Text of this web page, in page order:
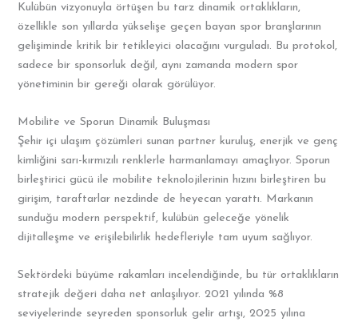
Kulübün vizyonuyla örtüşen bu tarz dinamik ortaklıkların,
özellikle son yıllarda yükselişe geçen bayan spor branşlarının
gelişiminde kritik bir tetikleyici olacağını vurguladı. Bu protokol,
sadece bir sponsorluk değil, aynı zamanda modern spor
yönetiminin bir gereği olarak görülüyor.
Mobilite ve Sporun Dinamik Buluşması
Şehir içi ulaşım çözümleri sunan partner kuruluş, enerjik ve genç
kimliğini sarı-kırmızılı renklerle harmanlamayı amaçlıyor. Sporun
birleştirici gücü ile mobilite teknolojilerinin hızını birleştiren bu
girişim, taraftarlar nezdinde de heyecan yarattı. Markanın
sunduğu modern perspektif, kulübün geleceğe yönelik
dijitalleşme ve erişilebilirlik hedefleriyle tam uyum sağlıyor.
Sektördeki büyüme rakamları incelendiğinde, bu tür ortaklıkların
stratejik değeri daha net anlaşılıyor. 2021 yılında %8
seviyelerinde seyreden sponsorluk gelir artışı, 2025 yılına